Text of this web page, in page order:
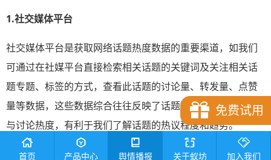
1.社交媒体平台
社交媒体平台是获取网络话题热度数据的重要渠道，如我们
可通过在社媒平台直接检索相关话题的关键词及关注相关话
题专题、标签的方式，查看此话题的讨论量、转发量、点赞
量等数据，这些数据综合往往反映了话题在公众中的关注度
与讨论热度，有利于我们了解话题的热议程度和趋势。
2.指数类工具
免费试用
首页 产品中心 舆情播报 关于蚁坊 加入我们